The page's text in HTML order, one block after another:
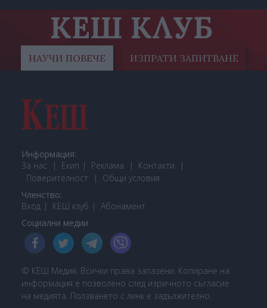
КЕШ КЛУБ
НАУЧИ ПОВЕЧЕ ИЗПРАТИ ЗАПИТВАНЕ
Информация:
За нас
Екип Реклама
Контакти
Поверителност
Общи условия
Членство:
Вход
КЕШ клуб Абонамент
Социални медии
© КЕШ Медия. Всички права запазени. Копиране на
информация е позволено след изричното съгласие
на медията. Ползването с линк е задължително.